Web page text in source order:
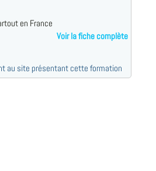
en France
Voir la fiche complète
au site présentant cette formation